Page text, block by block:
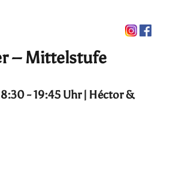
– Mittelstufe
- 19:45 Uhr | Héctor &